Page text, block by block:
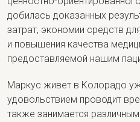
добилась доказанных
затрат, экономии средств
и повышения качества
предоставляемой нашим
Маркус живет в Колорадо
удовольствием проводит
также занимается